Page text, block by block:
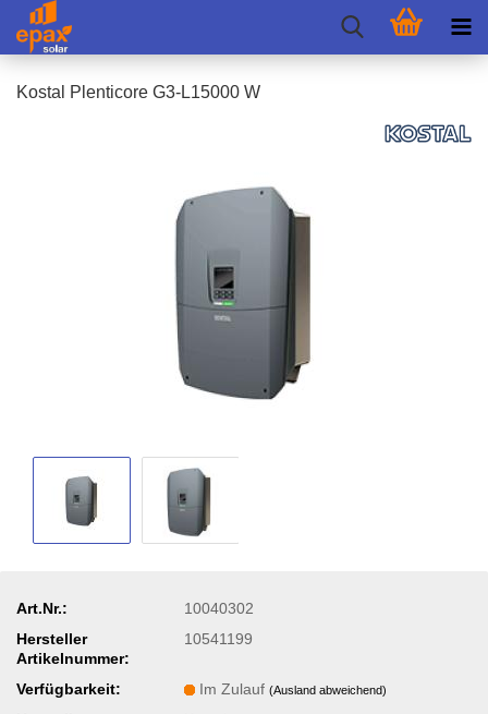
Kos­tal Ple­nti­co­re G3-​L15000 W
Art.Nr.:
10040302
Hersteller
Artikelnummer:
10541199
Verfügbarkeit: Im Zulauf (Ausland abweichend)